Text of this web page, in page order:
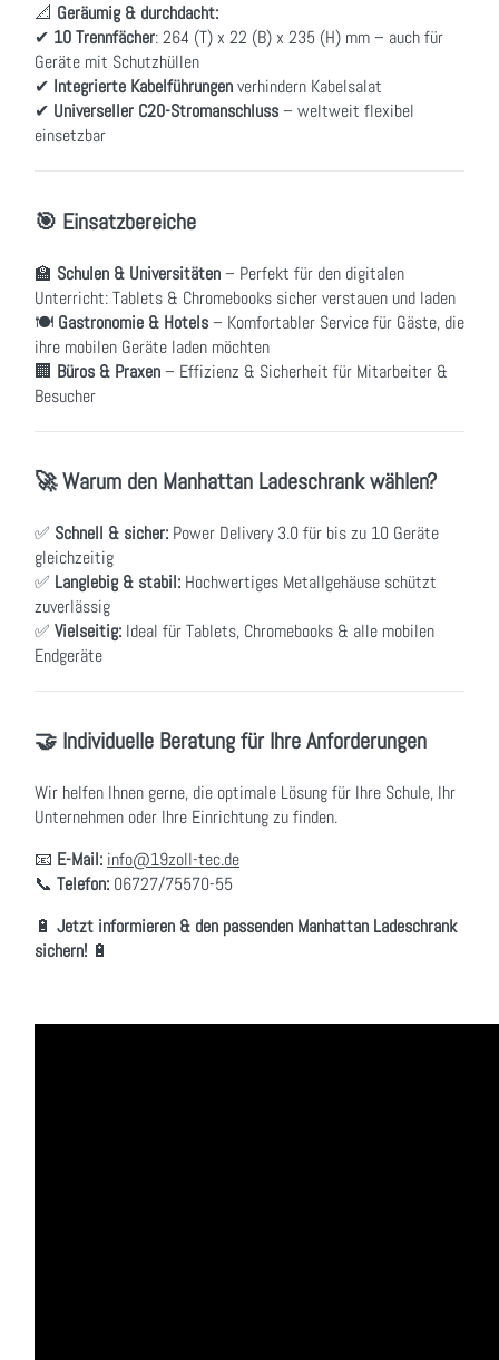
📐 Geräumig & durchdacht:
✔ 10 Trennfächer: 264 (T) x 22 (B) x 235 (H) mm – auch für
Geräte mit Schutzhüllen
✔ Integrierte Kabelführungenverhindern Kabelsalat
✔ Universeller C20-Stromanschluss– weltweit flexibel
einsetzbar
🎯 Einsatzbereiche
🏫 Schulen & Universitäten– Perfekt für den digitalen
Unterricht: Tablets & Chromebooks sicher verstauen und laden
🍽 Gastronomie & Hotels– Komfortabler Service für Gäste, die
ihre mobilen Geräte laden möchten
🏢 Büros & Praxen– Effizienz & Sicherheit für Mitarbeiter &
Besucher
🚀 Warum den Manhattan Ladeschrank wählen?
✅ Schnell & sicher: Power Delivery 3.0 für bis zu 10 Geräte
gleichzeitig
✅ Langlebig & stabil: Hochwertiges Metallgehäuse schützt
zuverlässig
✅ Vielseitig: Ideal für Tablets, Chromebooks & alle mobilen
Endgeräte
🤝 Individuelle Beratung für Ihre Anforderungen
Wir helfen Ihnen gerne, die optimale Lösung für Ihre Schule, Ihr
Unternehmen oder Ihre Einrichtung zu finden.
📧 E-Mail: info@19zoll-tec.de
📞 Telefon: 06727/75570-55
🔋 Jetzt informieren & den passenden Manhattan Ladeschrank
sichern! 🔋